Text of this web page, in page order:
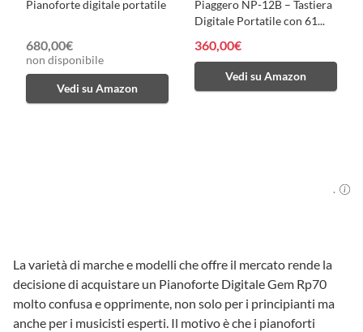
Pianoforte digitale portatile
680,00€
non disponibile
Vedi su Amazon
Piaggero NP-12B – Tastiera
Digitale Portatile con 61...
360,00€
Vedi su Amazon
.
La varietà di marche e modelli che offre il mercato rende la
decisione di acquistare un Pianoforte Digitale Gem Rp70
molto confusa e opprimente, non solo per i principianti ma
anche per i musicisti esperti. Il motivo è che i pianoforti